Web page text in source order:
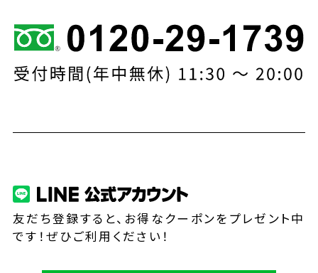
友だち登録すると、お得なクーポンをプレゼント中
です！ぜひご利用ください！